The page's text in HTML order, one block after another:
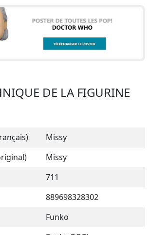
DE LA FIGURINE
Missy
Missy
711
889698328302
Funko